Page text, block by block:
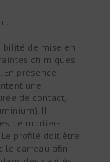
de mise en
chimiques
présence
une
de contact,
Il
de mortier-
profilé doit être
le carreau afin